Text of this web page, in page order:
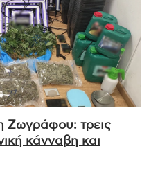
Ζωγράφου: τρεις
κάνναβη και